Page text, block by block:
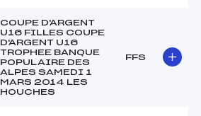
COUPE D'ARGENT
U16 FILLES COUPE
D'ARGENT U16
TROPHEE BANQUE
POPULAIRE DES
ALPES SAMEDI 1
MARS 2014 LES
HOUCHES
FFS